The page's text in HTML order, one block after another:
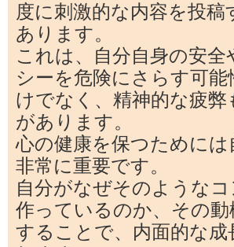
度に刺激的な内容を投稿
あります。
これは、自分自身の安全
シーを危険にさらす可能
けでなく、精神的な疲弊
があります。
心の健康を保つためには
非常に重要です。
自分がなぜそのような
作っているのか、その動
することで、内面的な成